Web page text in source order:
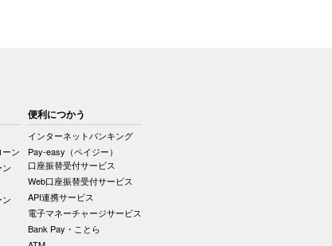
ン
便利につかう
インターネットバンキング
Pay-easy（ペイジー）
口座振替受付サービス
Web口座振替受付サービス
API連携サービス
電子マネーチャージサービス
Bank Pay・ことら